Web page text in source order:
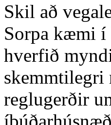
Skil að
Sorpa kæmi í
hverfið
skemmtilegri
reglugerðir